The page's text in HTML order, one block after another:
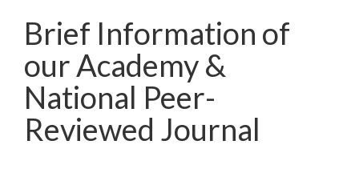
Brief Information of
our Academy &
National Peer-
Reviewed Journal